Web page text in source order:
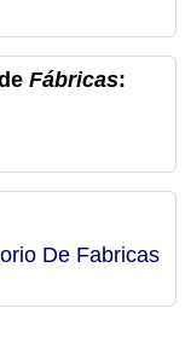
Fábricas:
De Fabricas